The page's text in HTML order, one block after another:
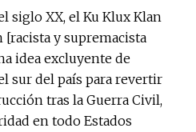
siglo XX, el Ku Klux Klan
[racista y supremacista
idea excluyente de
sur del país para revertir
tras la Guerra Civil,
en todo Estados